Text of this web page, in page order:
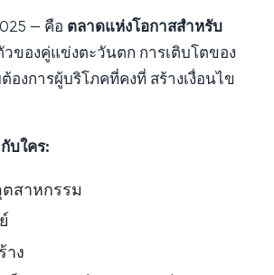
— คือ ตลาดแห่งโอกาสสำหรับ
วของคู่แข่งตะวันตก การเติบโตของ
องการผู้บริโภคที่คงที่ สร้างเงื่อนไข
บใคร:
สาหกรรม
าง